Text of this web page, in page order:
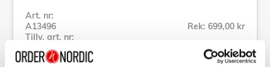
Art. nr:
A13496
Tillv. art. nr:
01.332890.01.001
Rek: 699,00 kr
Se alla produkter inom Princess